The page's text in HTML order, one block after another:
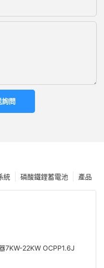
詢問
產品
磷酸鐵鋰蓄電池
統